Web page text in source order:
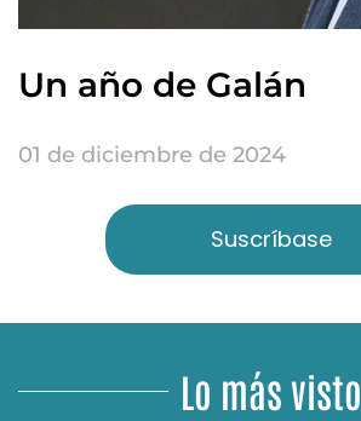
Un año de Galán
01 de diciembre de 2024
Suscríbase
Lo más visto